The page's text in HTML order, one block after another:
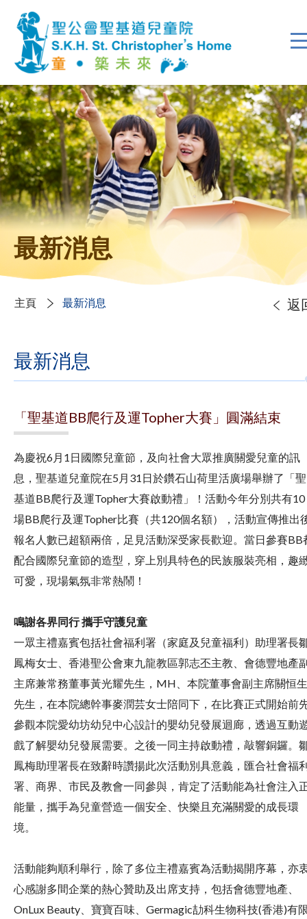
最新消息
主頁 最新消息 返
最新消息
「聖基道BB爬行及運Topher大賽」圓滿結束
為慶祝6月1日國際兒童節，及向社會大眾推廣關愛兒童的訊
息，聖基道兒童院在5月31日於鑽石山荷里活廣場舉辦了「聖
基道BB爬行及運Topher大賽啟動禮」！活動今年分別共有10
場BB爬行及運Topher比賽（共120個名額），活動宣傳推出
報名人數已超額兩倍，足見活動深受家長歡迎。當日參賽BB
配合國際兒童節的造型，穿上別具特色的民族服裝亮相，趣
可愛，現場氣氛非常熱鬧！
鳴謝各界同行 攜手守護兒童
一眾主禮嘉賓包括社會福利署（家庭及兒童福利）助理署長
鳳梅女士、香港聖公會東九龍教區郭志丕主教、會德豐地產
主席兼常務董事黃光耀先生，MH、本院董事會副主席關恒生
先生，在本院總幹事麥潤芸女士陪同下，在比賽正式開始前
參觀本院愛幼坊幼兒中心設計的嬰幼兒發展迴廊，透過互動
戲了解嬰幼兒發展需要。之後一同主持啟動禮，敲響銅鑼。
鳳梅助理署長在致辭時讚揚此次活動別具意義，匯合社會福
署、商界、市民及教會一同參與，肯定了活動能為社會注入
能量，攜手為兒童營造一個安全、快樂且充滿關愛的成長環
境。
活動能夠順利舉行，除了多位主禮嘉賓為活動揭開序幕，亦
心感謝多間企業的熱心贊助及出席支持，包括會德豐地產、
OnLux Beauty、寶寶百味、Germagic劼科生物科技(香港)有